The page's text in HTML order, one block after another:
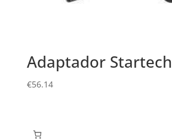
Adaptador Startech
€56.14